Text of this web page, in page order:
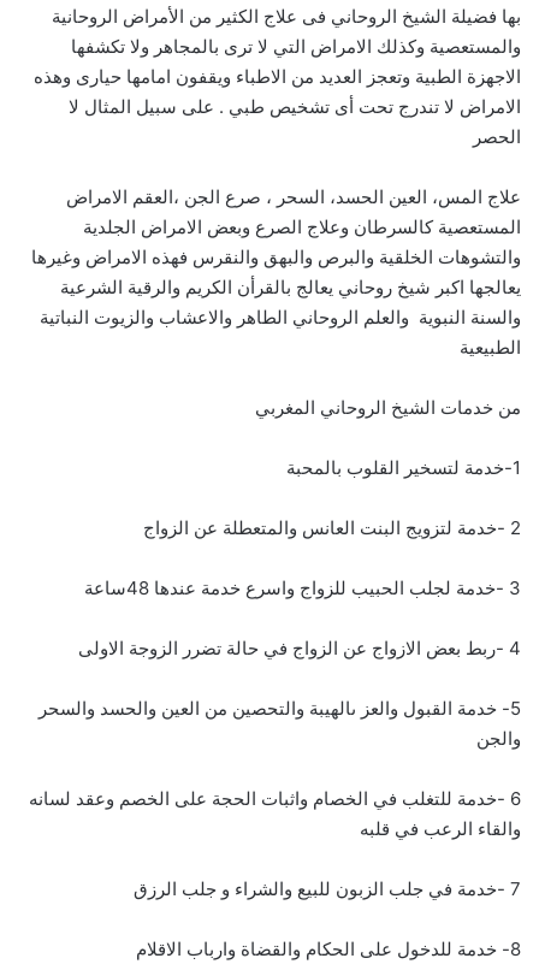
بها فضيلة الشيخ الروحاني فى علاج الكثير من الأمراض الروحانية
والمستعصية وكذلك الامراض التي لا ترى بالمجاهر ولا تكشفها
الاجهزة الطبية وتعجز العديد من الاطباء ويقفون امامها حيارى وهذه
الامراض لا تندرج تحت أى تشخيص طبي . على سبيل المثال لا
الحصر
علاج المس، العين الحسد، السحر ، صرع الجن ،العقم الامراض
المستعصية كالسرطان وعلاج الصرع وبعض الامراض الجلدية
والتشوهات الخلقية والبرص والبهق والنقرس فهذه الامراض وغيرها
يعالجها اكبر شيخ روحاني يعالج بالقرأن الكريم والرقية الشرعية
والسنة النبوية والعلم الروحاني الطاهر والاعشاب والزيوت النباتية
الطبيعية
من خدمات الشيخ الروحاني المغربي
1-خدمة لتسخير القلوب بالمحبة
2 -خدمة لتزويج البنت العانس والمتعطلة عن الزواج
3 -خدمة لجلب الحبيب للزواج واسرع خدمة عندها 48ساعة
4 -ربط بعض الازواج عن الزواج في حالة تضرر الزوجة الاولى
5- خدمة القبول والعز ىالهيبة والتحصين من العين والحسد والسحر
والجن
6 -خدمة للتغلب في الخصام واثبات الحجة على الخصم وعقد لسانه
والقاء الرعب في قلبه
7 -خدمة في جلب الزبون للبيع والشراء و جلب الرزق
8- خدمة للدخول على الحكام والقضاة وارباب الاقلام